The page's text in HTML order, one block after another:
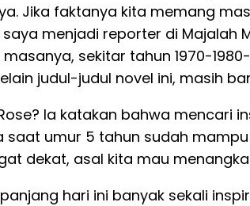
Jika faktanya kita memang
menjadi reporter di Majalah
sekitar tahun 1970-
judul-judul novel ini, masih
Ia katakan bahwa mencari
saat umur 5 tahun sudah
dekat, asal kita mau
hari ini banyak sekali